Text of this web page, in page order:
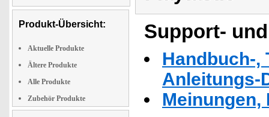
Produkt-Übersicht:
Aktuelle Produkte
Ältere Produkte
Alle Produkte
Zubehör Produkte
Support-
Handbuch-,
Anleitungs-